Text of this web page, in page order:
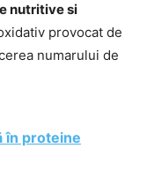
nutritive si
provocat de
numarului de
în proteine